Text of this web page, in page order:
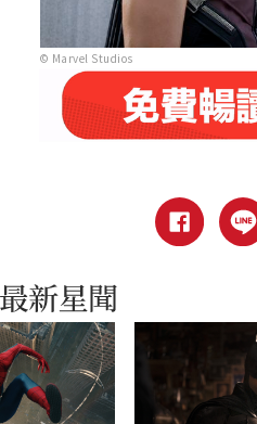
© Marvel Studios